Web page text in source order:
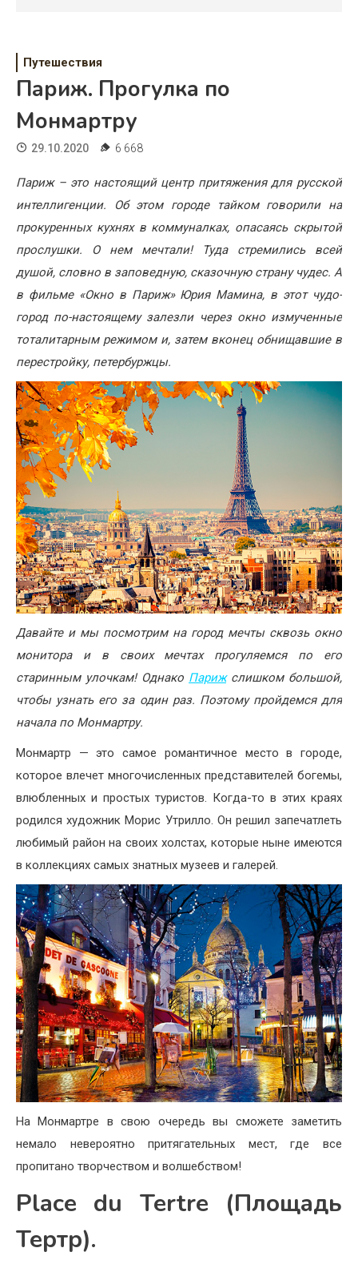
Свадьба
Жизнь
Хобби
Красота
Недвижимость
Путешествия
Париж. Прогулка по
Монмартру
29.10.2020 6 668
Париж – это настоящий центр притяжения для русской
интеллигенции. Об этом городе тайком говорили на
прокуренных кухнях в коммуналках, опасаясь скрытой
прослушки. О нем мечтали! Туда стремились всей
душой, словно в заповедную, сказочную страну чудес. А
в фильме «Окно в Париж» Юрия Мамина, в этот чудо-
город по-настоящему залезли через окно измученные
тоталитарным режимом и, затем вконец обнищавшие в
перестройку, петербуржцы.
Давайте и мы посмотрим на город мечты сквозь окно
монитора и в своих мечтах прогуляемся по его
старинным улочкам! Однако Парижслишком большой,
чтобы узнать его за один раз. Поэтому пройдемся для
начала по Монмартру.
Монмартр — это самое романтичное место в городе,
которое влечет многочисленных представителей богемы,
влюбленных и простых туристов. Когда-то в этих краях
родился художник Морис Утрилло. Он решил запечатлеть
любимый район на своих холстах, которые ныне имеются
в коллекциях самых знатных музеев и галерей.
На Монмартре в свою очередь вы сможете заметить
немало невероятно притягательных мест, где все
пропитано творчеством и волшебством!
Place du Tertre (Площадь
Тертр).